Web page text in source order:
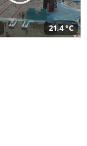
21,4 °C